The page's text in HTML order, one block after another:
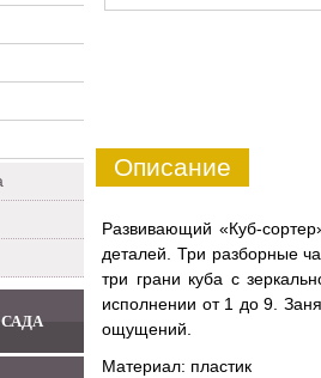
Описание
Развивающий «Куб-
деталей. Три разборные
три грани куба с
исполнении от 1 до 9.
ощущений.
Материал: пластик